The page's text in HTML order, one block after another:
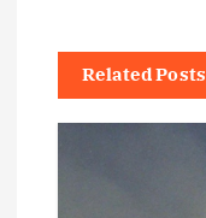
a
v
Related Posts